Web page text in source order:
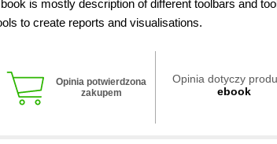
is mostly description of different toolbars and
to create reports and visualisations.
Opinia potwierdzona
zakupem
Opinia dotyczy
ebook